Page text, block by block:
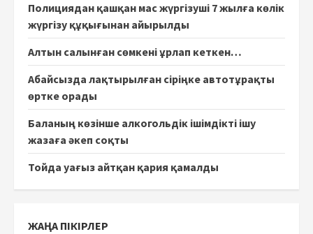
Полициядан қашқан мас жүргізуші 7 жылға көлік
жүргізу құқығынан айырылды
Алтын салынған сөмкені ұрлап кеткен…
Абайсызда лақтырылған сіріңке автотұрақты
өртке орады
Баланың көзінше алкогольдік ішімдікті ішу
жазаға әкеп соқты
Тойда уағыз айтқан қария қамалды
ЖАҢА ПІКІРЛЕР